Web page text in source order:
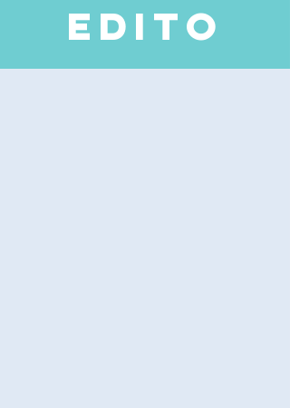
EDI TO